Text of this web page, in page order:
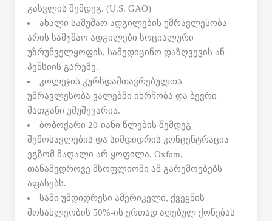
გასვლის შემდეგ. (U.S. GAO)
ახალი სამუშაო ადგილების უმრავლესობა –
არის სამუშაო ადგილები სოციალური
უზრუნველყოფის, სამედიცინო დაზღვევის ან
პენსიის გარეშე.
კოლეჯის კურსდამთავრებულთა
უმრავლესობა ვალებში იხრჩობა და ბევრი
მათგანი უმუშევარია.
ბობოქარი 20-იანი წლების შემდეგ
შემოსავლების და სიმდიდრის კონცენტრაცია
ეგზომ მაღალი არ ყოფილა. Oxfam,
თანამედროვე მსოფლიოში ამ გარემოებებს
აფასებს.
სამი უმდიდრესი ამერიკელი, ქვეყნის
მოსახლეობის 50%-ის ერთად აღებულ ქონებას